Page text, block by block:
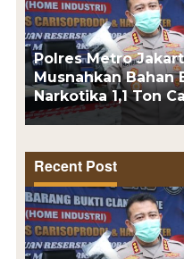
Polres Metro
Musnahkan Bahan
Narkotika 1,1 Ton
Recent Post